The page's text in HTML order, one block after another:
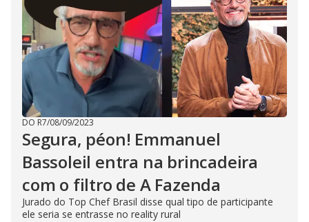
DO R7/08/09/2023
Segura, péon! Emmanuel
Bassoleil entra na brincadeira
com o filtro de A Fazenda
Jurado do Top Chef Brasil disse qual tipo de participante
ele seria se entrasse no reality rural